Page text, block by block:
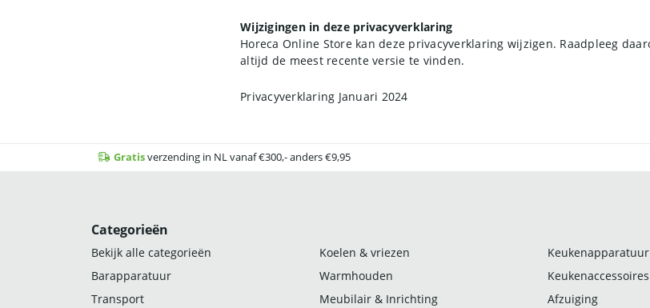
Wijzigingen in deze privacyverklaring
Horeca Online Store kan deze privacyverklaring wijzigen. Raadpleeg
altijd de meest recente versie te vinden.
Privacyverklaring Januari 2024
Gratisverzending in NL vanaf €300,- anders €9,95
Categorieën
Bekijk alle categorieën Koelen & vriezen Keukenapparatuur
Barapparatuur
Warmhouden Keukenaccessoires
Transport
Meubilair & Inrichting Afzuiging